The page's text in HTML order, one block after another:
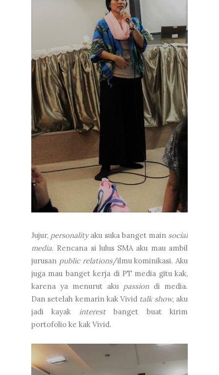
Jujur, personalityaku suka banget main social
media. Rencana si lulus SMA aku mau ambil
jurusan public relations/ilmu kominikasi. Aku
juga mau banget kerja di PT media gitu kak,
karena ya menurut aku passion di media.
Dan setelah kemarin kak Vivid talk show, aku
jadi kayak
interestbanget buat kirim
portofolio ke kak Vivid.